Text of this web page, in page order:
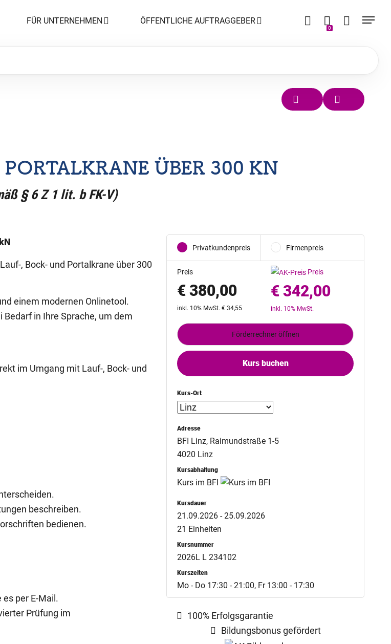
FÜR UNTERNEHMEN ÖFFENTLICHE AUFTRAGGEBER
0
ÜBER 300 KN
§ 6 Z 1 lit. b FK-V)
, Bock- und Portalkrane über 300
einem modernen Onlinetool.
in Ihre Sprache, um dem
im Umgang mit Lauf-, Bock- und
beschreiben.
bedienen.
per E-Mail.
Prüfung im
Kurs-Ort
Adresse
BFI Linz, Raimundstraße 1-5
4020 Linz
Kursabhaltung
Kurs im BFI
Kursdauer
21.09.2026 - 25.09.2026
21 Einheiten
Kursnummer
2026L L 234102
Kurszeiten
Mo - Do 17:30 - 21:00, Fr 13:00 - 17:30
Privatkundenpreis Firmenpreis
Preis
€ 380,00
inkl. 10% MwSt. € 34,55
Preis
€ 342,00
inkl. 10% MwSt.
Förderrechner öffnen
Kurs buchen
100% Erfolgsgarantie
Bildungsbonus gefördert